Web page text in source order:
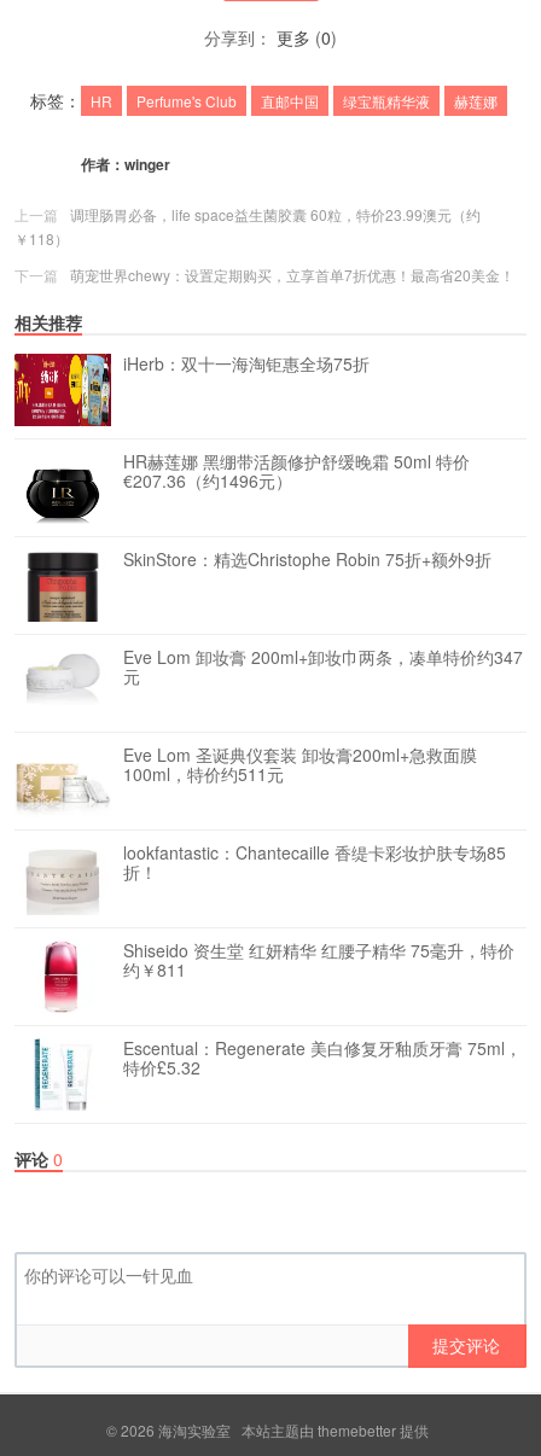
分享到： 更多 (0)
标签： HR Perfume's Club 直邮中国 绿宝瓶精华液 赫莲娜
作者： winger
上一篇
调理肠胃必备，life space益生菌胶囊 60粒，特价23.99澳元（约
￥118）
下一篇
萌宠世界chewy：设置定期购买，立享首单7折优惠！最高省20美金！
相关推荐
iHerb：双十一海淘钜惠全场75折
HR赫莲娜 黑绷带活颜修护舒缓晚霜 50ml 特价
€207.36（约1496元）
SkinStore：精选Christophe Robin 75折+额外9折
Eve Lom 卸妆膏 200ml+卸妆巾两条，凑单特价约347
元
Eve Lom 圣诞典仪套装 卸妆膏200ml+急救面膜
100ml，特价约511元
lookfantastic：Chantecaille 香缇卡彩妆护肤专场85
折！
Shiseido 资生堂 红妍精华 红腰子精华 75毫升，特价
约￥811
Escentual：Regenerate 美白修复牙釉质牙膏 75ml，
特价£5.32
评论 0
提交评论
© 2026 海淘实验室 本站主题由 themebetter提供